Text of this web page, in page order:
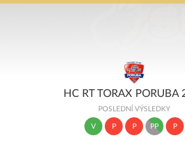
HC RT TORAX PORUBA
POSLEDNÍ VÝSLEDKY
V P P PP P